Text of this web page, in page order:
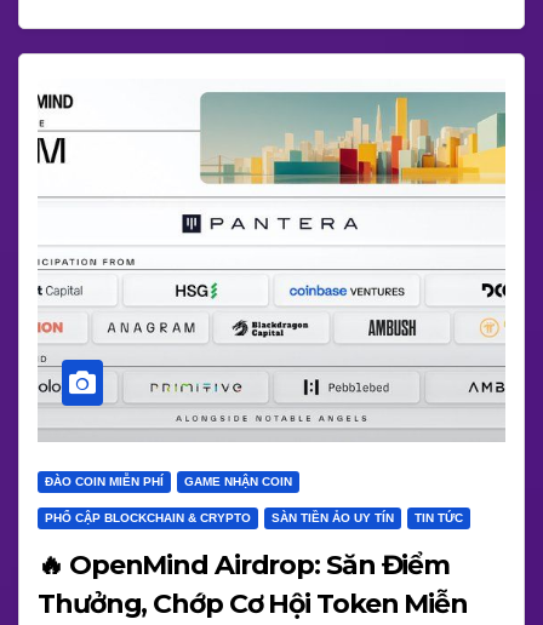
ĐÀO COIN MIỄN PHÍ GAME NHẬN COIN
PHỔ CẬP BLOCKCHAIN & CRYPTO SÀN TIỀN ẢO UY TÍN TIN TỨC
🔥 OpenMind Airdrop: Săn Điểm
Thưởng, Chớp Cơ Hội Token Miễn